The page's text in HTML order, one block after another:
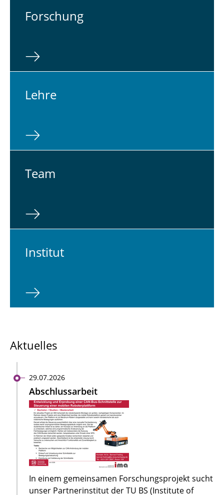
For­schung
Lehre
Team
In­sti­tut
Aktuelles
29.07.2026
Abschlussarbeit
In einem gemeinsamen Forschungsprojekt sucht
unser Partnerinstitut der TU BS (Institute of